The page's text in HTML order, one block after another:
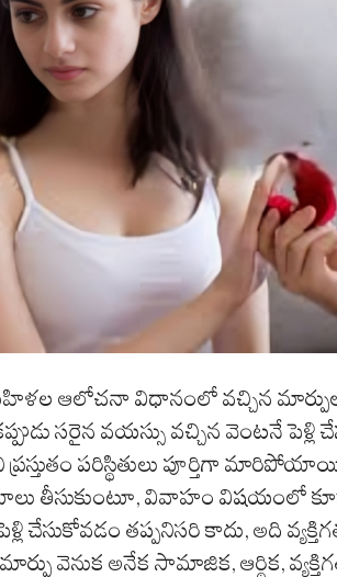
ఆలోచనా విధానంలో వచ్చిన మార్పులు
సరైన వయస్సు వచ్చిన వెంటనే
పరిస్థితులు పూర్తిగా
తీసుకుంటూ, వివాహం విషయంలో
పెళ్లి చేసుకోవడం తప్పనిసరి కాదు, అది
వెనుక అనేక సామాజిక, ఆర్థిక,